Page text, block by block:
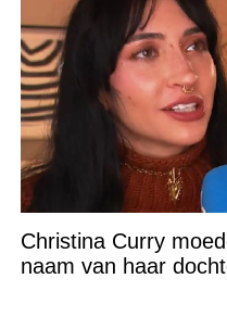
Christina Curry
naam van haar